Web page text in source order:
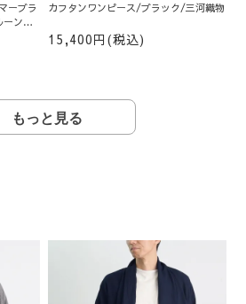
ーブラ
ーンパ
カフタンワンピース/ブラック/三河織物
15,400円(税込)
もっと見る